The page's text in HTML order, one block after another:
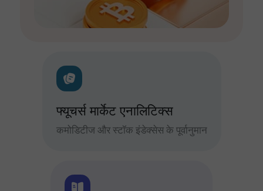
फ्यूचर्स मार्केट एनालिटिक्स
कमोडिटीज और स्टॉक इंडेक्सेस के पूर्वानुमान